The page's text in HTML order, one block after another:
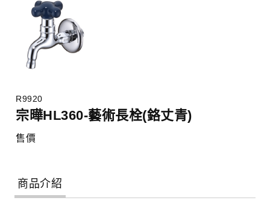
R9920
宗曄HL360-藝術長栓(鉻丈青)
售價
商品介紹